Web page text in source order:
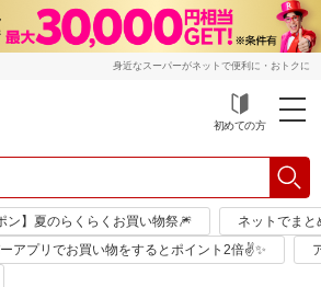
身近なスーパーがネットで便利に・おトクに
初めての方
ン】夏のらくらくお買い物祭🎆
ネットでまと
アプリでお買い物をするとポイント2倍✌✨